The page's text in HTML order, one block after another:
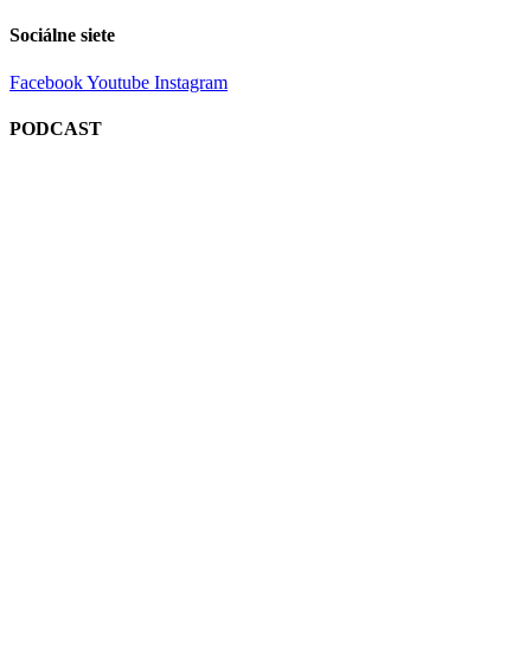
Sociálne siete
FacebookYoutube Instagram
PODCAST